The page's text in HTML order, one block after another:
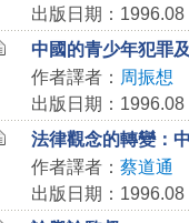
出版日期：1996.08
中國的青少年犯罪
作者譯者： 周振想
出版日期：1996.08
法律觀念的轉變：
作者譯者： 蔡道通
出版日期：1996.08